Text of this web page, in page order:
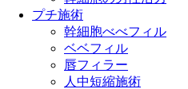
プチ施術
幹細胞べべフィル
ベベフィル
唇フィラー
人中短縮施術